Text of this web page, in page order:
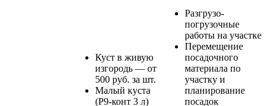
Куст в живую
изгородь — от
500 руб. за шт.
Малый куста
(Р9-конт 3 л)
Разгрузо-
погрузочные
работы на участке
Перемещение
посадочного
материала по
участку и
планирование
посадок